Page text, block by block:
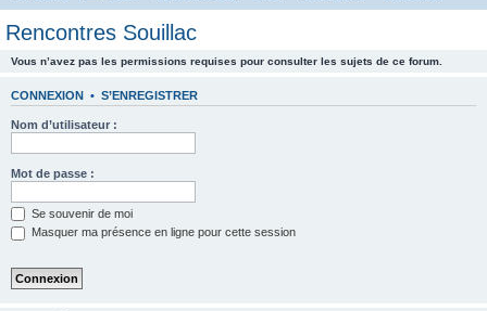
Rencontres Souillac
Vous n’avez pas les permissions requises pour consulter les sujets de ce forum.
CONNEXION • S’ENREGISTRER
Nom d’utilisateur :
Mot de passe :
Se souvenir de moi
Masquer ma présence en ligne pour cette session